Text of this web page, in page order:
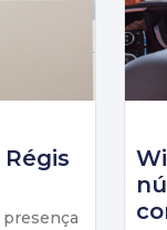
presença